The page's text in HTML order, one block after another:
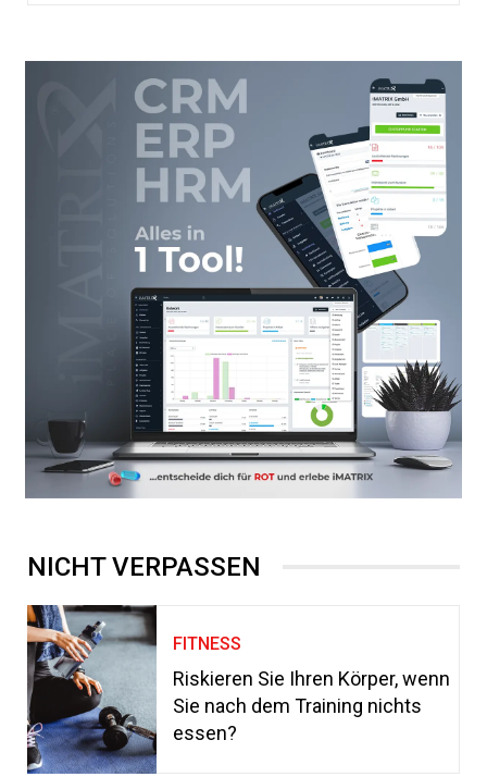
NICHT VERPASSEN
FITNESS
Riskieren Sie Ihren Körper, wenn
Sie nach dem Training nichts
essen?